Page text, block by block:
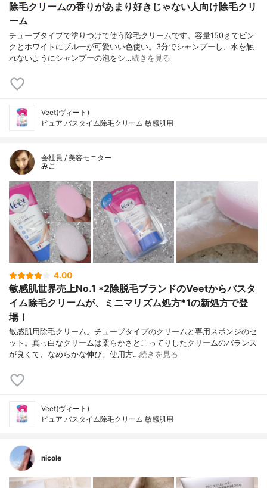
除毛クリームの香りがあまり好きじゃない人向け除毛クリ
ーム
チューブタイプで塗りつけて使う除毛クリームです。容量150ｇでピン
クとホワイトにブルーが可愛いい色使い。3分でシャンプーし、水を触
れないようにシャンプーの泡をシ…続きを見る
Veet(ヴィート)
ピュア バスタイム除毛クリーム 敏感肌用
会社員 / 美容モニター
みこ
4.00
敏感肌世界売上No.1 *2除脱毛ブランドのVeetからバスタ
イム除毛クリームが、ミニマリズム処方*1の新処方で登
場！
敏感肌用除毛クリーム。チューブタイプのクリームと専用スポンジのセ
ット。真っ白なクリームは柔らかさとこってりしたクリームのバランス
が良くて、なめらかな伸び。使用方…続きを見る
Veet(ヴィート)
ピュア バスタイム除毛クリーム 敏感肌用
nicole